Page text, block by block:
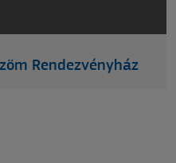
Rendezvényház